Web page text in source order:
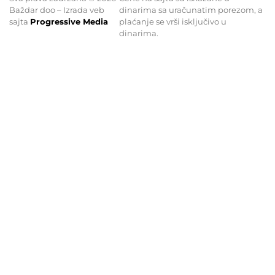
Baždar doo – Izrada veb
sajta Progressive Media
dinarima sa uračunatim porezom, a
plaćanje se vrši isključivo u
dinarima.